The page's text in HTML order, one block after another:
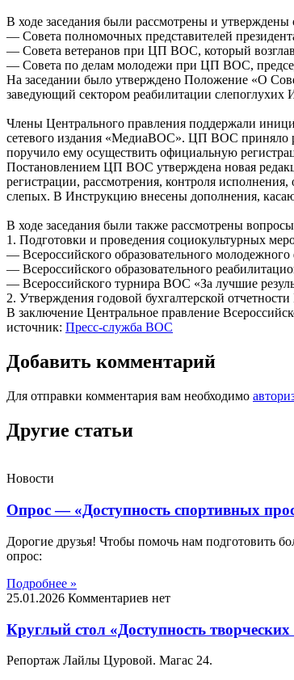
В ходе заседания были рассмотрены и
— Совета полномочных представителей
— Совета ветеранов при ЦП ВОС, который
— Совета по делам молодежи при ЦП ВОС,
На заседании было утверждено Положение «О
заведующий сектором реабилитации
Члены Центрального правления поддержали
сетевого издания «МедиаВОС». ЦП ВОС приняло
поручило ему осуществить официальную
Постановлением ЦП ВОС утверждена новая
регистрации, рассмотрения, контроля
слепых. В Инструкцию внесены дополнения,
В ходе заседания были также рассмотрены
1. Подготовки и проведения социокультурных
— Всероссийского образовательного
— Всероссийского образовательного
— Всероссийского турнира ВОС «За лучшие
2. Утверждения годовой бухгалтерской
В заключение Центральное правление
источник: Пресс-служба ВОС
Добавить комментарий
Для отправки комментария вам необходимо
Другие статьи
Новости
Опрос — «Доступность спортивных
Дорогие друзья! Чтобы помочь нам подготовить
опрос:
Подробнее »
25.01.2026 Комментариев нет
Круглый стол «Доступность
Репортаж Лайлы Цуровой. Магас 24.